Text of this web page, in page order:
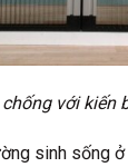
với kiến
sinh sống